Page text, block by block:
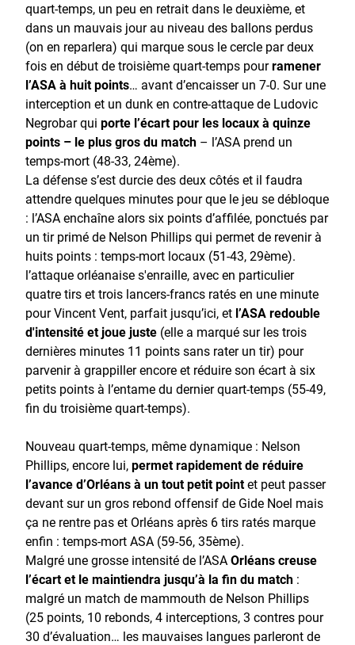
quart-temps, un peu en retrait dans le deuxième, et
dans un mauvais jour au niveau des ballons perdus
(on en reparlera) qui marque sous le cercle par deux
fois en début de troisième quart-temps pourramener
l’ASA à huit points… avant d’encaisser un 7-0. Sur une
interception et un dunk en contre-attaque de Ludovic
Negrobar qui porte l’écart pour les locaux à quinze
points – le plus gros du match – l’ASA prend un
temps-mort (48-33, 24ème).
La défense s’est durcie des deux côtés et il faudra
attendre quelques minutes pour que le jeu se débloque
: l’ASA enchaîne alors six points d’affilée, ponctués par
un tir primé de Nelson Phillips qui permet de revenir à
huits points : temps-mort locaux (51-43, 29ème).
l’attaque orléanaise s'enraille, avec en particulier
quatre tirs et trois lancers-francs ratés en une minute
pour Vincent Vent, parfait jusqu’ici, et l’ASA redouble
d'intensité et joue juste (elle a marqué sur les trois
dernières minutes 11 points sans rater un tir) pour
parvenir à grappiller encore et réduire son écart à six
petits points à l’entame du dernier quart-temps (55-49,
fin du troisième quart-temps).
Nouveau quart-temps, même dynamique : Nelson
Phillips, encore lui,permet rapidement de réduire
l’avance d’Orléans à un tout petit pointet peut passer
devant sur un gros rebond offensif de Gide Noel mais
ça ne rentre pas et Orléans après 6 tirs ratés marque
enfin : temps-mort ASA (59-56, 35ème).
Malgré une grosse intensité de l’ASAOrléans creuse
l’écart et le maintiendra jusqu’à la fin du match :
malgré un match de mammouth de Nelson Phillips
(25 points, 10 rebonds, 4 interceptions, 3 contres pour
30 d’évaluation… les mauvaises langues parleront de